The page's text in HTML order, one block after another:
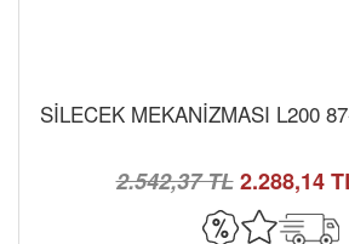
SİLECEK MEKANİZMASI L200
2.542,37 TL2.288,14